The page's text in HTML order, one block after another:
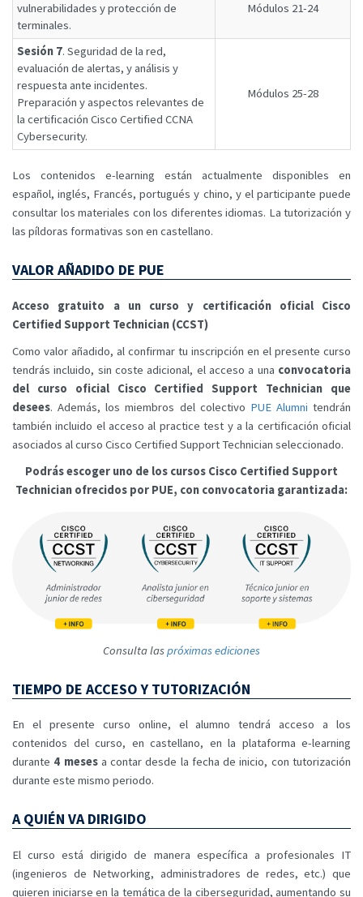
vulnerabilidades y protección de
terminales.
Módulos 21-24
Sesión 7. Seguridad de la red,
evaluación de alertas, y análisis y
respuesta ante incidentes.
Preparación y aspectos relevantes de
la certificación Cisco Certified CCNA
Cybersecurity.
Módulos 25-28
Los contenidos e-learning están actualmente disponibles en
español, inglés, Francés, portugués y chino, y el participante puede
consultar los materiales con los diferentes idiomas. La tutorización y
las píldoras formativas son en castellano.
VALOR AÑADIDO DE PUE
Acceso gratuito a un curso y certificación oficial Cisco
Certified Support Technician (CCST)
Como valor añadido, al confirmar tu inscripción en el presente curso
tendrás incluido, sin coste adicional, el acceso a una convocatoria
del curso oficial Cisco Certified Support Technician que
desees. Además, los miembros del colectivo PUE Alumni tendrán
también incluido el acceso al practice test y a la certificación oficial
asociados al curso Cisco Certified Support Technician seleccionado.
Podrás escoger uno de los cursos Cisco Certified Support
Technician ofrecidos por PUE, con convocatoria garantizada:
Consulta laspróximas ediciones
TIEMPO DE ACCESO Y TUTORIZACIÓN
En el presente curso online, el alumno tendrá acceso a los
contenidos del curso, en castellano, en la plataforma e-learning
durante 4 mesesa contar desde la fecha de inicio, con tutorización
durante este mismo periodo.
A QUIÉN VA DIRIGIDO
El curso está dirigido de manera específica a profesionales IT
(ingenieros de Networking, administradores de redes, etc.) que
quieren iniciarse en la temática de la ciberseguridad, aumentando su